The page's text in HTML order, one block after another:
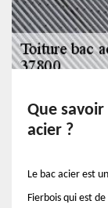
Que
acier ?
Le bac acier est
Fierbois qui est